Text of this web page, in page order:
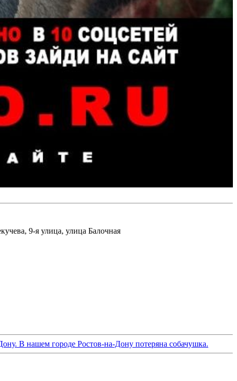
9-я улица, улица Балочная
В нашем городе Ростов-на-Дону потеряна собачушка.